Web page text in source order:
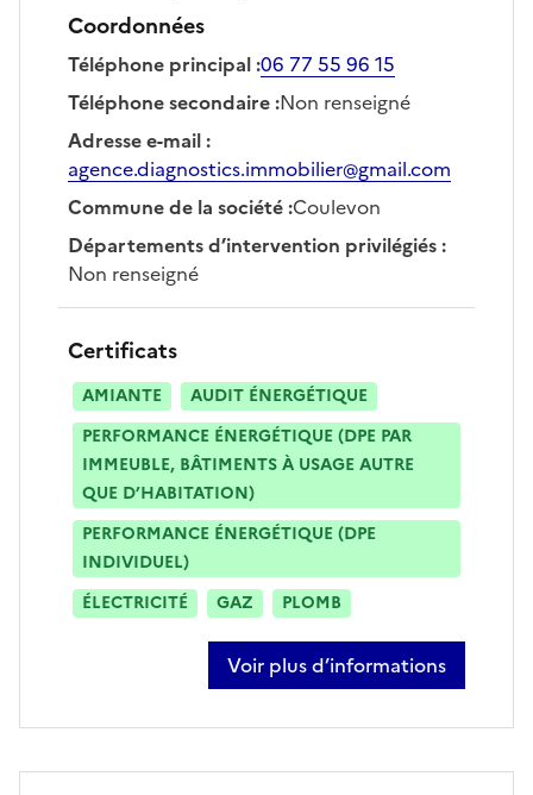
Coordonnées
Téléphone principal:06 77 55 96 15
Téléphone secondaire:Non renseigné
Adresse e-mail:
agence.diagnostics.immobilier@gmail.com
Commune de la société:Coulevon
Départements d’intervention privilégiés:
Non renseigné
Certificats
AMIANTE
AUDIT ÉNERGÉTIQUE
PERFORMANCE ÉNERGÉTIQUE (DPE PAR
IMMEUBLE, BÂTIMENTS À USAGE AUTRE
QUE D’HABITATION)
PERFORMANCE ÉNERGÉTIQUE (DPE
INDIVIDUEL)
ÉLECTRICITÉ
GAZ PLOMB
Voir plus d’informations
sur jamele belmostefa